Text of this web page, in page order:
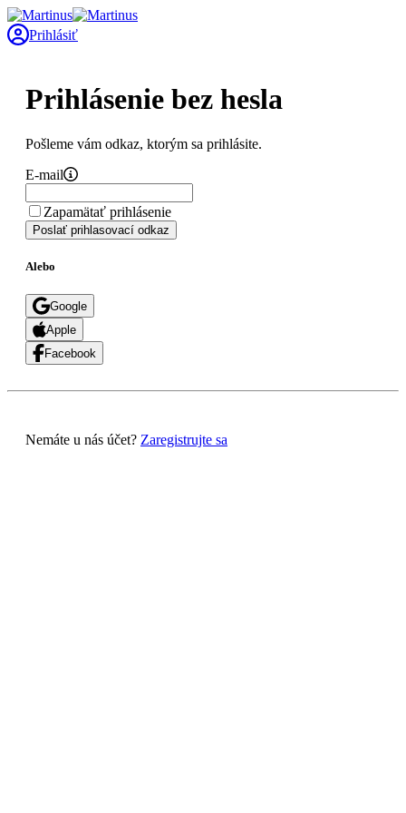
Prihlásiť
Prihlásenie bez hesla
Pošleme vám odkaz, ktorým sa prihlásite.
E-mail
Zapamätať prihlásenie
Poslať prihlasovací odkaz
Alebo
Google
Apple
Facebook
Nemáte u nás účet? Zaregistrujte sa